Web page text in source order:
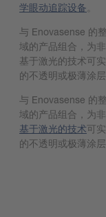
学眼动追踪设备
与 Enovasense 的
域的产品组合，为
基于激光的技术可
的不透明或极薄涂层
与 Enovasense 的
域的产品组合，为
基于激光的技术可
的不透明或极薄涂层